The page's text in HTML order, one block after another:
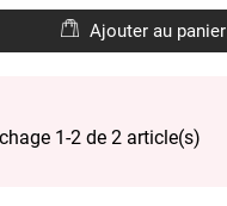
Ajouter au panier
1-2 de 2 article(s)